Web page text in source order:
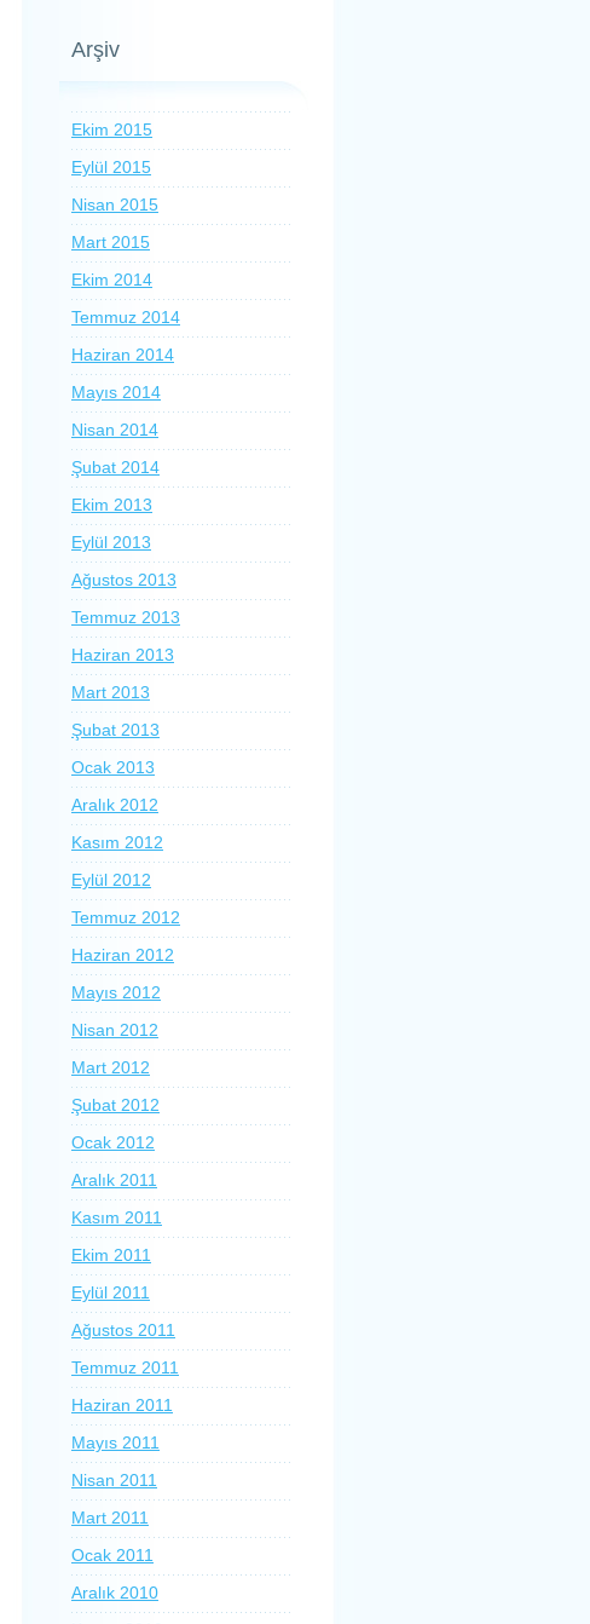
Arşiv
Ekim 2015
Eylül 2015
Nisan 2015
Mart 2015
Ekim 2014
Temmuz 2014
Haziran 2014
Mayıs 2014
Nisan 2014
Şubat 2014
Ekim 2013
Eylül 2013
Ağustos 2013
Temmuz 2013
Haziran 2013
Mart 2013
Şubat 2013
Ocak 2013
Aralık 2012
Kasım 2012
Eylül 2012
Temmuz 2012
Haziran 2012
Mayıs 2012
Nisan 2012
Mart 2012
Şubat 2012
Ocak 2012
Aralık 2011
Kasım 2011
Ekim 2011
Eylül 2011
Ağustos 2011
Temmuz 2011
Haziran 2011
Mayıs 2011
Nisan 2011
Mart 2011
Ocak 2011
Aralık 2010